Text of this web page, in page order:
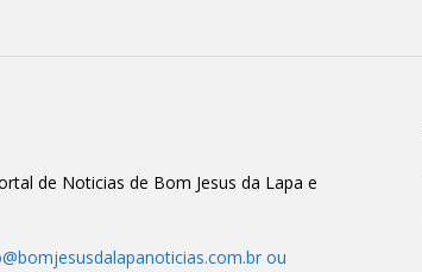
de Noticias de Bom Jesus da Lapa e
ou